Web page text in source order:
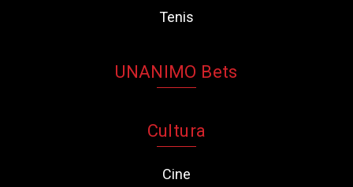
Tenis
UNANIMO Bets
Cultura
Cine